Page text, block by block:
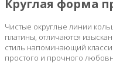
Круглая форма
Чистые округлые линии
платины, отличаются
стиль напоминающий
простого и прочного